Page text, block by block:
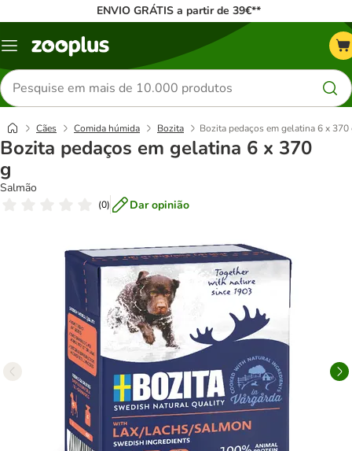
ENVIO GRÁTIS a partir de 39€**
Menu
Pesquisar
produtos
Cães Comida húmida Bozita Bozita pedaços em gelatina 6 x 370
Bozita pedaços em gelatina 6 x 370
g
Salmão
(0) Dar opinião